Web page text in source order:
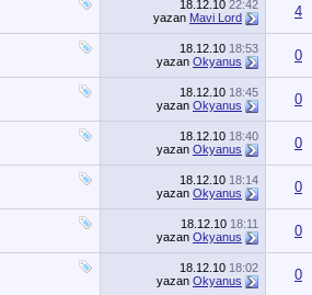
18.12.10 22:42
yazan Mavi Lord 4
18.12.10 18:53
yazan Okyanus 0
18.12.10 18:45
yazan Okyanus 0
18.12.10 18:40
yazan Okyanus 0
18.12.10 18:14
yazan Okyanus 0
18.12.10 18:11
yazan Okyanus 0
18.12.10 18:02
yazan Okyanus 0